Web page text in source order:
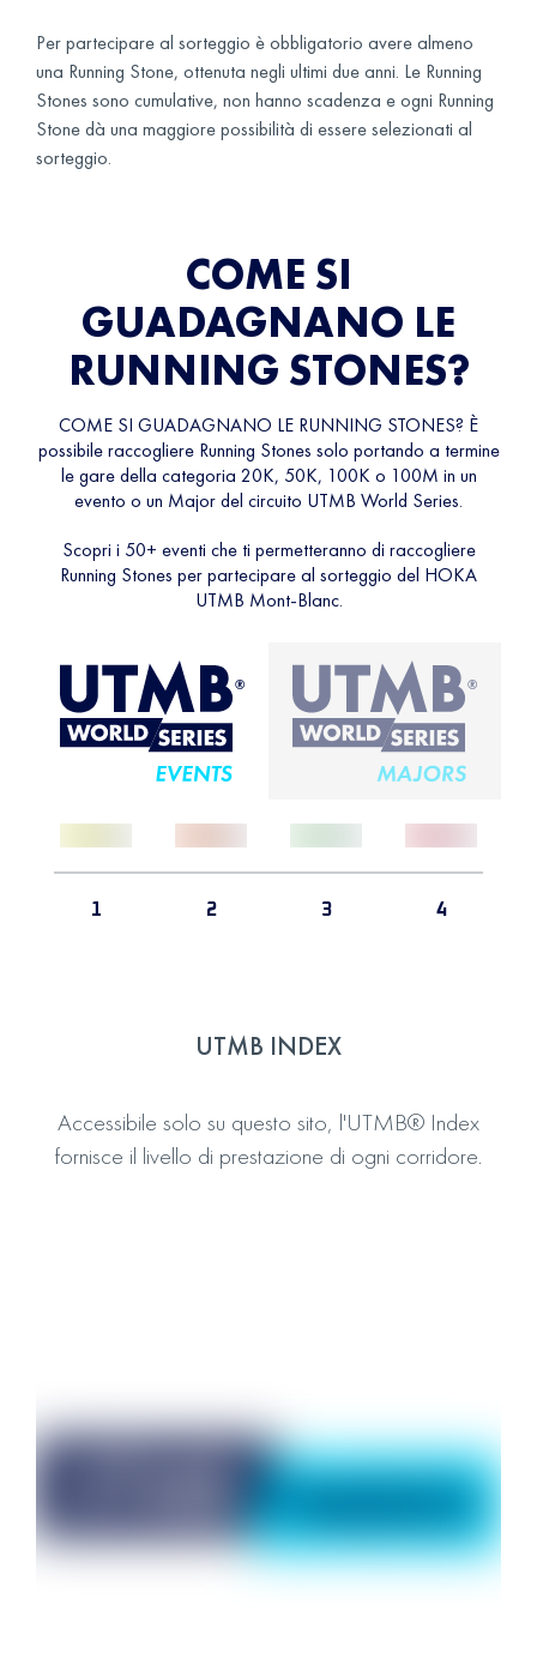
Per partecipare al sorteggio è obbligatorio avere almeno
una Running Stone, ottenuta negli ultimi due anni. Le Running
Stones sono cumulative, non hanno scadenza e ogni Running
Stone dà una maggiore possibilità di essere selezionati al
sorteggio.
COME SI
GUADAGNANO LE
RUNNING STONES?
COME SI GUADAGNANO LE RUNNING STONES? È
possibile raccogliere Running Stones solo portando a termine
le gare della categoria 20K, 50K, 100K o 100M in un
evento o un Major del circuito UTMB World Series.
Scopri i 50+ eventi che ti permetteranno di raccogliere
Running Stones per partecipare al sorteggio del HOKA
UTMB Mont-Blanc.
1 2 3 4
UTMB INDEX
Accessibile solo su questo sito, l'UTMB® Index
fornisce il livello di prestazione di ogni corridore.